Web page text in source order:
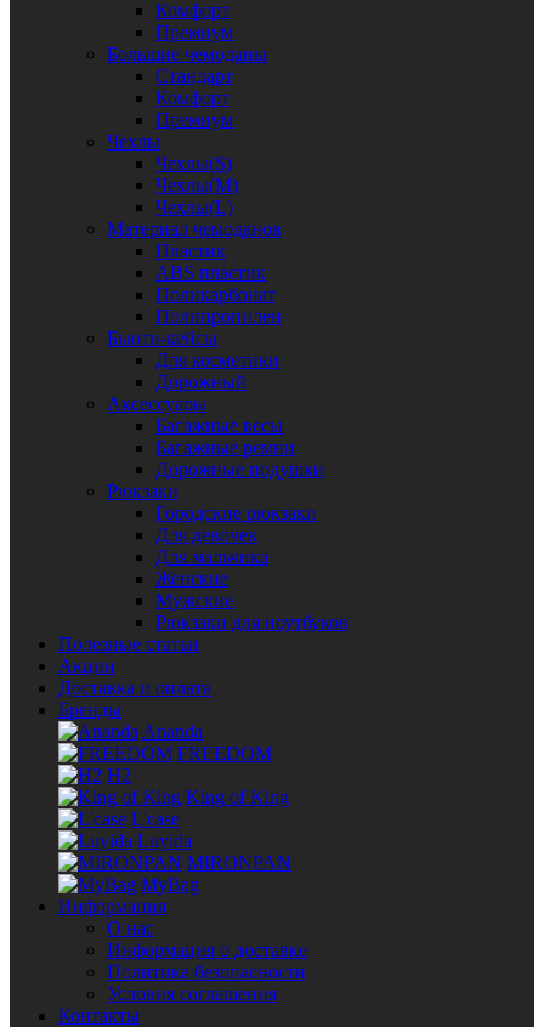
Комфорт
Премиум
Большие чемоданы
Стандарт
Комфорт
Премиум
Чехлы
Чехлы(S)
Чехлы(M)
Чехлы(L)
Материал чемоданов
Пластик
ABS пластик
Поликарбонат
Полипропилен
Бьюти-кейсы
Для косметики
Дорожный
Аксессуары
Багажные весы
Багажные ремни
Дорожные подушки
Рюкзаки
Городские рюкзаки
Для девочек
Для мальчика
Женские
Мужские
Рюкзаки для ноутбуков
Полезные статьи
Акции
Доставка и оплата
Бренды
Ananda
FREEDOM
H2
King of King
L'case
Luyida
MIRONPAN
MyBag
Информация
О нас
Информация о доставке
Политика безопасности
Условия соглашения
Контакты